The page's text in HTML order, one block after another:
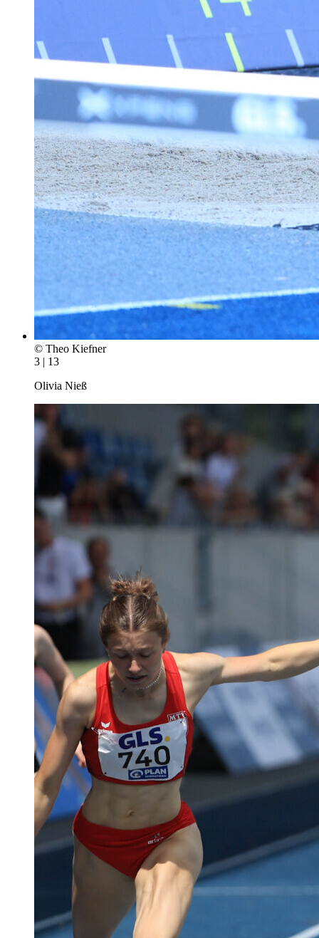
© Theo Kiefner
3 | 13
Olivia Nieß